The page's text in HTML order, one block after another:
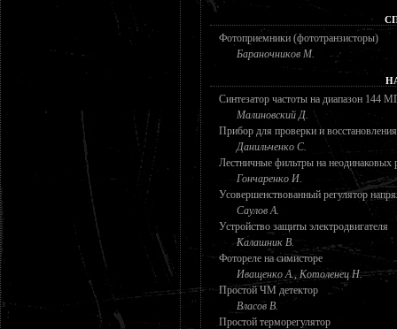
Фотоприемники (фототранзисторы)
Бараночников М.
Синтезатор частоты на диапазон 144
Малиновский Д.
Прибор для проверки и
Данильченко С.
Лестничные фильтры на неодинаковых
Гончаренко И.
Усовершенствованный регулятор
Саулов А.
Устройство защиты электродвигателя
Калашник В.
Фотореле на симисторе
Иващенко А., Котоленец Н.
Простой ЧМ детектор
Власов В.
Простой терморегулятор